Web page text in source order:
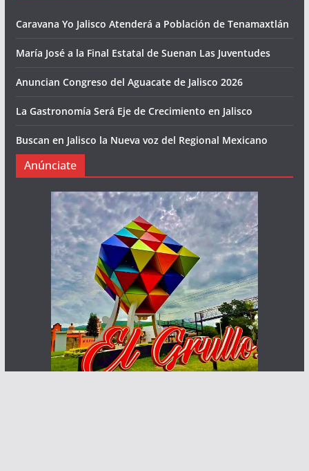
Caravana Yo Jalisco Atenderá a Población de Tenamaxtlán
María José a la Final Estatal de Suenan Las Juventudes
Anuncian Congreso del Aguacate de Jalisco 2026
La Gastronomía Será Eje de Crecimiento en Jalisco
Buscan en Jalisco la Nueva voz del Regional Mexicano
Anúnciate